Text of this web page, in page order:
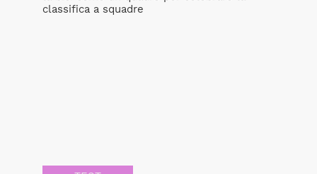
classifica a squadre